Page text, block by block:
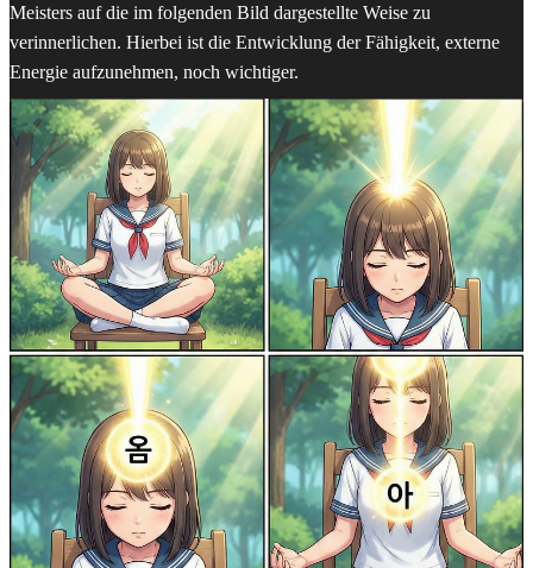
Meisters auf die im folgenden Bild dargestellte Weise zu
verinnerlichen. Hierbei ist die Entwicklung der Fähigkeit, externe
Energie aufzunehmen, noch wichtiger.